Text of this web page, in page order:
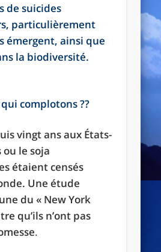
de suicides
particulièrement
émergent, ainsi que
la biodiversité.
qui complotons ??
vingt ans aux États-
ou le soja
étaient censés
Une étude
du « New York
qu’ils n’ont pas
.